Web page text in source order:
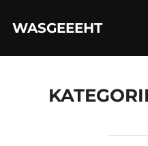
InhaltWASGEEEHT